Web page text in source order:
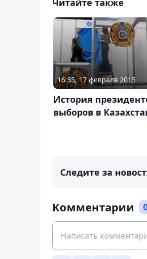
16:35, 17 февраля 2015
История
выборов в
Следите за
Комментарии